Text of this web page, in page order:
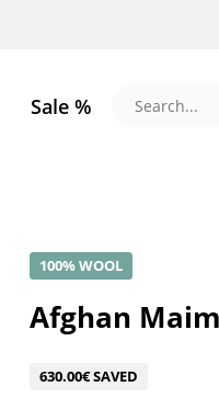
Sale %
100% WOOL
Afghan
630.00€ SAVED